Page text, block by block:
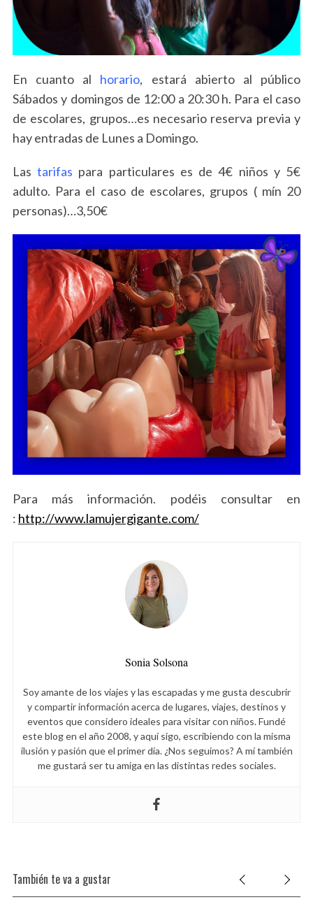
En cuanto al horario, estará abierto al público
Sábados y domingos de 12:00 a 20:30 h. Para el caso
de escolares, grupos…es necesario reserva previa y
hay entradas de Lunes a Domingo.
Lastarifas para particulares es de 4€ niños y 5€
adulto. Para el caso de escolares, grupos ( mín 20
personas)…3,50€
Para más información. podéis consultar en
: http://www.lamujergigante.com/
Sonia Solsona
Soy amante de los viajes y las escapadas y me gusta descubrir
y compartir información acerca de lugares, viajes, destinos y
eventos que considero ideales para visitar con niños. Fundé
este blog en el año 2008, y aquí sigo, escribiendo con la misma
ilusión y pasión que el primer día. ¿Nos seguimos? A mí también
me gustará ser tu amiga en las distintas redes sociales.
También te va a gustar
h
o
r
: